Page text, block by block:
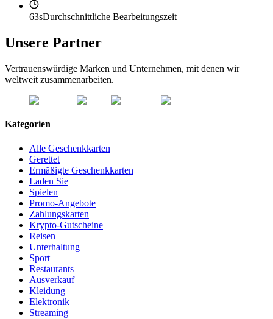
63sDurchschnittliche Bearbeitungszeit
Unsere Partner
Vertrauenswürdige Marken und Unternehmen, mit denen wir
weltweit zusammenarbeiten.
Kategorien
Alle Geschenkkarten
Gerettet
Ermäßigte Geschenkkarten
Laden Sie
Spielen
Promo-Angebote
Zahlungskarten
Krypto-Gutscheine
Reisen
Unterhaltung
Sport
Restaurants
Ausverkauf
Kleidung
Elektronik
Streaming